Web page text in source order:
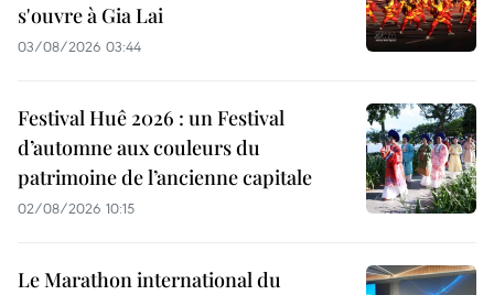
s'ouvre à Gia Lai
03/08/2026 03:44
Festival Huê 2026 : un Festival
d’automne aux couleurs du
patrimoine de l’ancienne capitale
02/08/2026 10:15
Le Marathon international du